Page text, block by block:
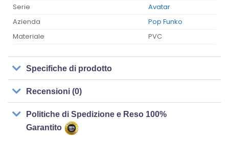
Serie
Avatar
Azienda
Pop Funko
Materiale
PVC
Specifiche di prodotto
Recensioni (0)
Politiche di Spedizione e Reso 100%
Garantito